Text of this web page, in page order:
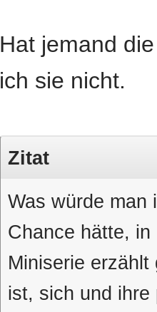
Hat jemand
ich sie nicht.
Zitat
Was würde man
Chance hätte,
Miniserie
ist, sich und ihre